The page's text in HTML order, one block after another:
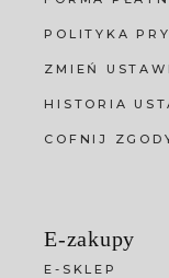
POLITYKA
ZMIEŃ
HISTORIA
COFNIJ
E-zakupy
E-SKLEP